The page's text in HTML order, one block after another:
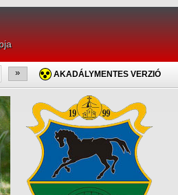
» AKADÁLYMENTES VERZIÓ